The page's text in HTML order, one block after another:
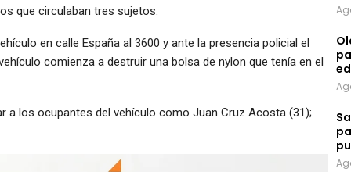
que circulaban tres sujetos.
en calle España al 3600 y ante la presencia policial el
comienza a destruir una bolsa de nylon que tenía en el
a los ocupantes del vehículo como Juan Cruz Acosta (31);